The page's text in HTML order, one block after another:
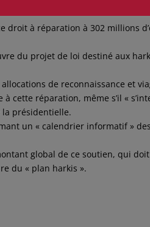
droit à réparation à 302 millions
du projet de loi destiné aux
de reconnaissance et
cette réparation, même s’il «
la présidentielle.
un « calendrier informatif » des
global de ce soutien, qui doit
du « plan harkis ».